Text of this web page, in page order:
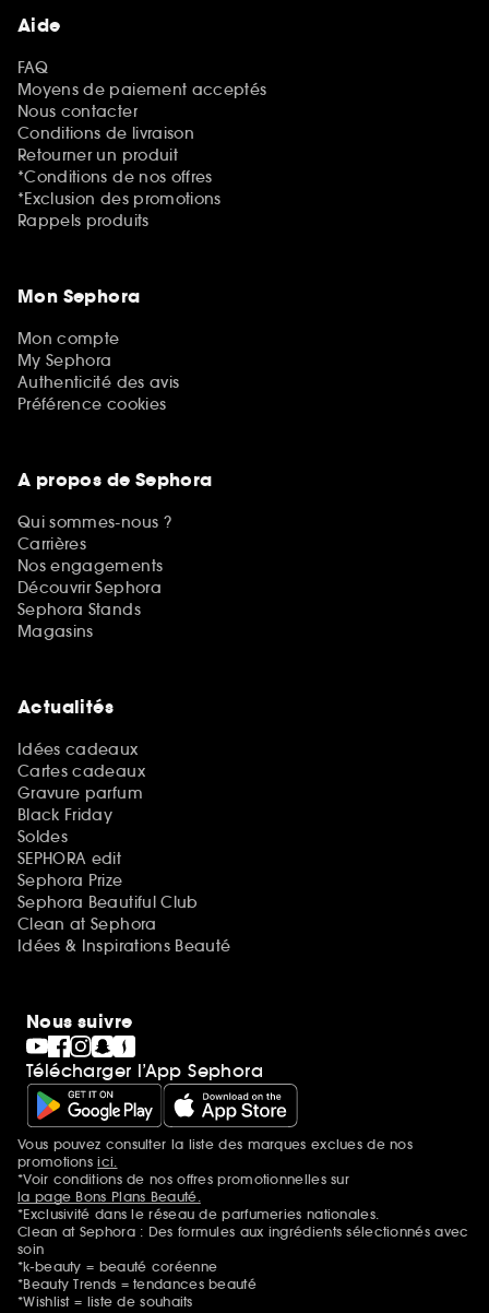
Aide
FAQ
Moyens de paiement acceptés
Nous contacter
Conditions de livraison
Retourner un produit
*Conditions de nos offres
*Exclusion des promotions
Rappels produits
Mon Sephora
Mon compte
My Sephora
Authenticité des avis
Préférence cookies
A propos de Sephora
Qui sommes-nous ?
Carrières
Nos engagements
Découvrir Sephora
Sephora Stands
Magasins
Actualités
Idées cadeaux
Cartes cadeaux
Gravure parfum
Black Friday
Soldes
SEPHORA edit
Sephora Prize
Sephora Beautiful Club
Clean at Sephora
Idées & Inspirations Beauté
Nous suivre
Télécharger l’App Sephora
Mentions additionnelles
Vous pouvez consulter la liste des marques exclues de nos
promotionsici.
*Voir conditions de nos offres promotionnelles sur
la page Bons Plans Beauté.
*Exclusivité dans le réseau de parfumeries nationales.
Clean at Sephora : Des formules aux ingrédients sélectionnés avec
soin
*k-beauty = beauté coréenne
*Beauty Trends = tendances beauté
*Wishlist = liste de souhaits